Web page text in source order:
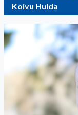
Koivu Hulda